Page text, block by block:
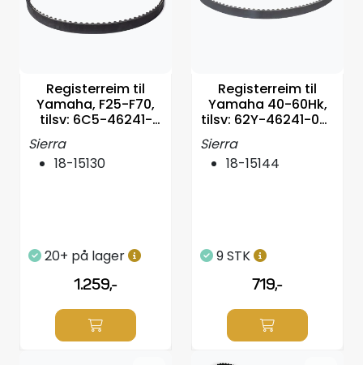
Registerreim til
Yamaha, F25-F70,
tilsv: 6C5-46241-
Sierra
18-15130
20+ på lager
1.259,-
Registerreim til
Yamaha 40-60Hk,
tilsv: 62Y-46241-00-
Sierra
18-15144
9 STK
719,-